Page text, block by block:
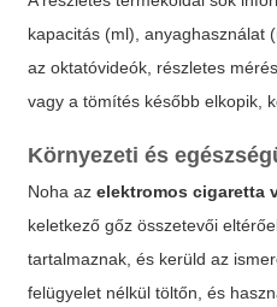
kapacitás (ml), anyaghasználat
az oktatóvideók, részletes
vagy a tömítés később elkopik,
Környezeti és
Noha azelektromos cigaretta
keletkező gőz összetevői
tartalmaznak, és kerüld az
felügyelet nélkül töltőn, és